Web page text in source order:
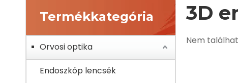
Termékkategória
Orvosi optika
Endoszkóp lencsék
3D
Nem